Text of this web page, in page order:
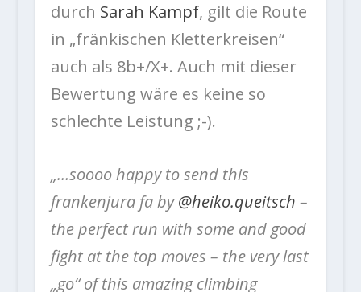
durch Sarah Kampf, gilt die Route
in „fränkischen Kletterkreisen“
auch als 8b+/X+. Auch mit dieser
Bewertung wäre es keine so
schlechte Leistung ;-).
„…soooo happy to send this
frankenjura fa by@heiko.queitsch –
the perfect run with some and good
fight at the top moves – the very last
„go“ of this amazing climbing